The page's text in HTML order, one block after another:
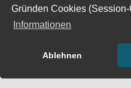
Gründen Cookies
Informationen
Ablehnen